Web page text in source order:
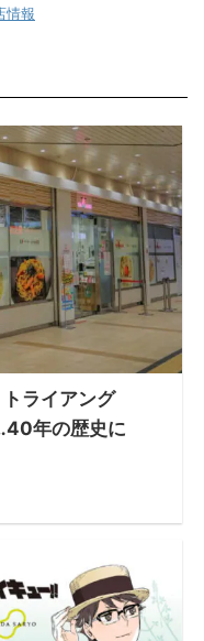
情報
ライアング
年の歴史に